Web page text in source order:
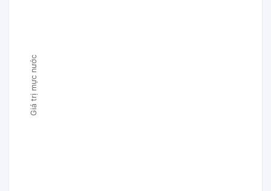
Giá trị mực nước